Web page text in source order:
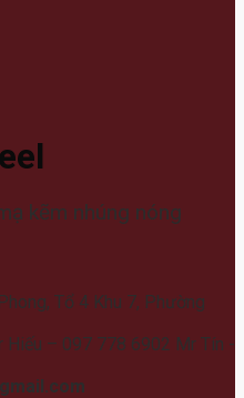
kẽm nhúng nóng
Tổ 4 Khu 7, Phường
Hiếu – 097 778 6902 Mr Tín -